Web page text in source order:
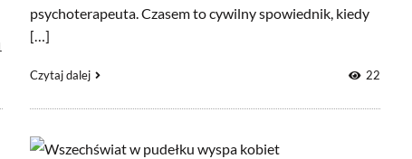
psychoterapeuta. Czasem to cywilny spowiednik, kiedy
[…]
Czytaj dalej 22